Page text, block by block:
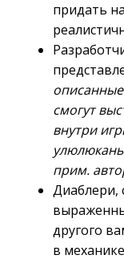
придать
смогут
внутри
прим.
Диаблери,
другого
в